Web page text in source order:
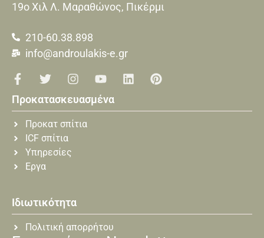
19o Xιλ Λ. Μαραθώνος, Πικέρμι
210-60.38.898
info@androulakis-e.gr
Προκατασκευασμένα
Προκατ σπίτια
ICF σπίτια
Υπηρεσίες
Εργα
Ιδιωτικότητα
Πολιτική απορρήτου